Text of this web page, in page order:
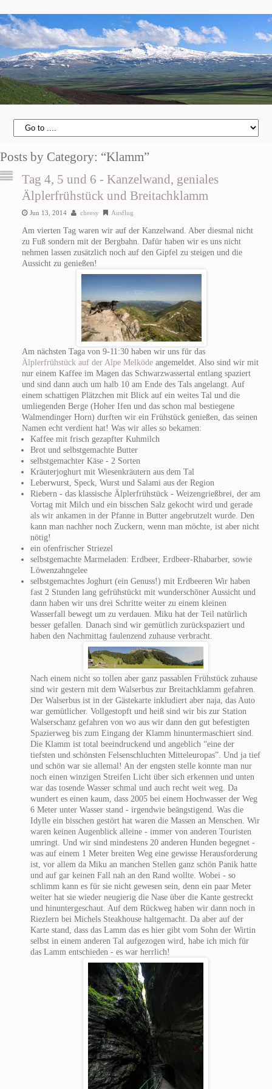
Posts by Category: “Klamm”
Tag 4, 5 und 6 - Kanzelwand, geniales
Älplerfrühstück und Breitachklamm
Jun 13, 2014 cheesy Ausflug
Am vierten Tag waren wir auf der Kanzelwand. Aber diesmal nicht
zu Fuß sondern mit der Bergbahn. Dafür haben wir es uns nicht
nehmen lassen zusätzlich noch auf den Gipfel zu steigen und die
Aussicht zu genießen!
Am nächsten Taga von 9-11:30 haben wir uns für das
Älplerfrühstück auf der Alpe Melködeangemeldet. Also sind wir mit
nur einem Kaffee im Magen das Schwarzwassertal entlang spaziert
und sind dann auch um halb 10 am Ende des Tals angelangt. Auf
einem schattigen Plätzchen mit Blick auf ein weites Tal und die
umliegenden Berge (Hoher Ifen und das schon mal bestiegene
Walmendinger Horn) durften wir ein Frühstück genießen, das seinen
Namen echt verdient hat! Was wir alles so bekamen:
Kaffee mit frisch gezapfter Kuhmilch
Brot und selbstgemachte Butter
selbstgemachter Käse - 2 Sorten
Kräuterjoghurt mit Wiesenkräutern aus dem Tal
Leberwurst, Speck, Wurst und Salami aus der Region
Riebern - das klassische Älplerfrühstück - Weizengrießbrei, der am
Vortag mit Milch und ein bisschen Salz gekocht wird und gerade
als wir ankamen in der Pfanne in Butter angebrutzelt wurde. Den
kann man nachher noch Zuckern, wenn man möchte, ist aber nicht
nötig!
ein ofenfrischer Striezel
selbstgemachte Marmeladen: Erdbeer, Erdbeer-Rhabarber, sowie
Löwenzahngelee
selbstgemachtes Joghurt (ein Genuss!) mit Erdbeeren Wir haben
fast 2 Stunden lang gefrühstückt mit wunderschöner Aussicht und
dann haben wir uns drei Schritte weiter zu einem kleinen
Wasserfall bewegt um zu verdauen. Miku hat der Teil natürlich
besser gefallen. Danach sind wir gemütlich zurückspaziert und
haben den Nachmittag faulenzend zuhause verbracht.
Nach einem nicht so tollen aber ganz passablen Frühstück zuhause
sind wir gestern mit dem Walserbus zur Breitachklamm gefahren.
Der Walserbus ist in der Gästekarte inkludiert aber naja, das Auto
war gemütlicher. Vollgestopft und heiß sind wir bis zur Station
Walserschanz gefahren von wo aus wir dann den gut befestigten
Spazierweg bis zum Eingang der Klamm hinuntermaschiert sind.
Die Klamm ist total beeindruckend und angeblich “eine der
tiefsten und schönsten Felsenschluchten Mitteleuropas”. Und ja tief
und schön war sie allemal! An der engsten stelle konnte man nur
noch einen winzigen Streifen Licht über sich erkennen und unten
war das tosende Wasser schmal und auch recht weit weg. Da
wundert es einen kaum, dass 2005 bei einem Hochwasser der Weg
6 Meter unter Wasser stand - irgendwie beängstigend. Was die
Idylle ein bisschen gestört hat waren die Massen an Menschen. Wir
waren keinen Augenblick alleine - immer von anderen Touristen
umringt. Und wir sind mindestens 20 anderen Hunden begegnet -
was auf einem 1 Meter breiten Weg eine gewisse Herausforderung
ist, vor allem da Miku an manchen Stellen ganz schön Panik hatte
und auf gar keinen Fall nah an den Rand wollte. Wobei - so
schlimm kann es für sie nicht gewesen sein, denn ein paar Meter
weiter hat sie wieder neugierig die Nase über die Kante gestreckt
und hinuntergeschaut. Auf dem Rückweg haben wir dann noch in
Riezlern bei Michels Steakhouse haltgemacht. Da aber auf der
Karte stand, dass das Lamm das es hier gibt vom Sohn der Wirtin
selbst in einem anderen Tal aufgezogen wird, habe ich mich für
das Lamm entschieden - es war herrlich!